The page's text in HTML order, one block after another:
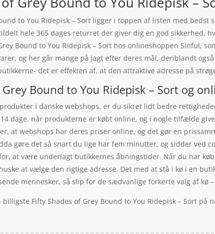
to You Ridepisk – Sort ligger i toppen af listen med
hele 365 dages returret der giver dig en god sikkerhed,
Bound to You Ridepisk – Sort hos onlineshoppen Sinful,
og her går mange på jagt efter deres mål, deriblandt
det er effekten af, at den attraktive adresse på
Grey Bound to You Ridepisk – Sort og
i danske webshops, er du sikret lidt bedre
dage. når produkterne er købt online, og i nogle tilfælde
at webshops har deres priser online, og det gør en
gøre det så snart du lige har fem minutter, og sidder
at være underlagt butikkernes åbningstider. Når du har
at vælge den rigtige adresse. Det med at stå i kø i en
mennesker, så slip for de sædvanlige forkerte valg af kø
Fifty Shades of Grey Bound to You Ridepisk – Sort